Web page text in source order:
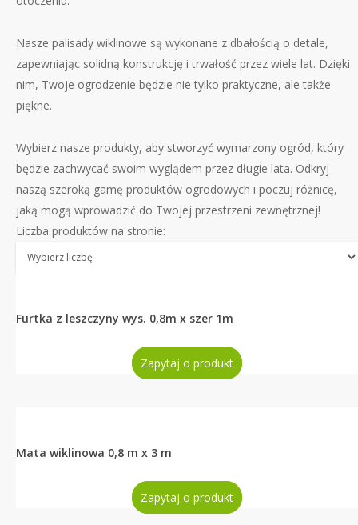
Nasze palisady wiklinowe są wykonane z dbałością o detale,
zapewniając solidną konstrukcję i trwałość przez wiele lat. Dzięki
nim, Twoje ogrodzenie będzie nie tylko praktyczne, ale także
piękne.
Wybierz nasze produkty, aby stworzyć wymarzony ogród, który
będzie zachwycać swoim wyglądem przez długie lata. Odkryj
naszą szeroką gamę produktów ogrodowych i poczuj różnicę,
jaką mogą wprowadzić do Twojej przestrzeni zewnętrznej!
Liczba produktów na stronie:
Furtka z leszczyny wys. 0,8m x szer 1m
Zapytaj o produkt
Mata wiklinowa 0,8 m x 3 m
Zapytaj o produkt